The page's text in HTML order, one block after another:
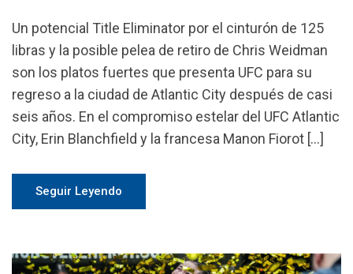
Un potencial Title Eliminator por el cinturón de 125
libras y la posible pelea de retiro de Chris Weidman
son los platos fuertes que presenta UFC para su
regreso a la ciudad de Atlantic City después de casi
seis años. En el compromiso estelar del UFC Atlantic
City, Erin Blanchfield y la francesa Manon Fiorot […]
Seguir Leyendo